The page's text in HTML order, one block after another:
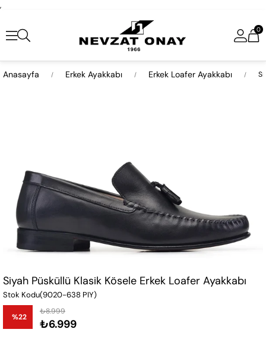
,
0
Anasayfa Erkek Ayakkabı Erkek Loafer Ayakkabı
Siyah Püsküllü Klasik Kösele Erkek Loafer Ayakkabı
Stok Kodu(9020-638 PIY)
%22
İndirim
₺8.999
₺6.999